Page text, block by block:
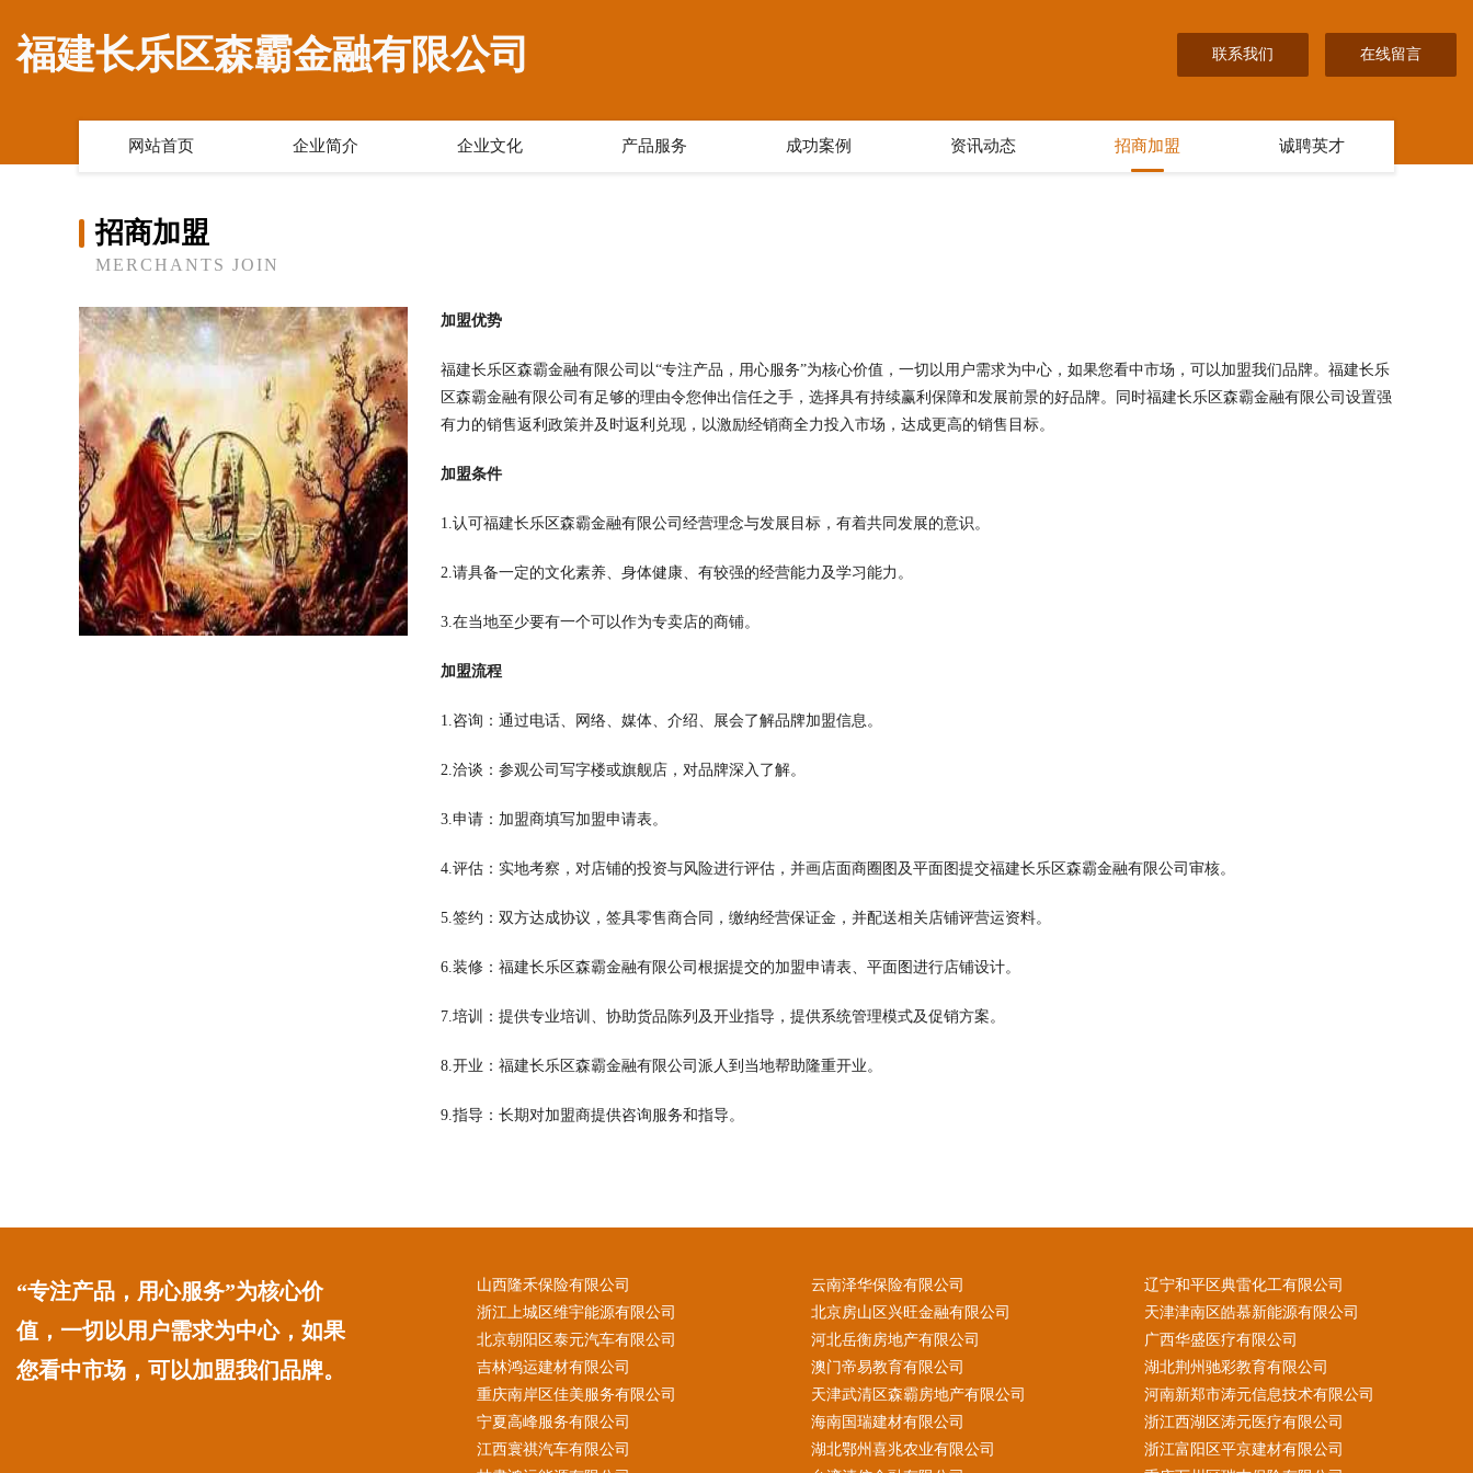
福建长乐区森霸金融有限公司 联系我们 在线留言
网站首页 企业简介 企业文化 产品服务 成功案例 资讯动态 招商加盟 诚聘英才
招商加盟
MERCHANTS JOIN
加盟优势
福建长乐区森霸金融有限公司以“专注产品，用心服务”为核心价值，一切以用户需求为中心，如果您看中市场，可以加盟我们品牌。福建长乐
区森霸金融有限公司有足够的理由令您伸出信任之手，选择具有持续赢利保障和发展前景的好品牌。同时福建长乐区森霸金融有限公司设置强
有力的销售返利政策并及时返利兑现，以激励经销商全力投入市场，达成更高的销售目标。
加盟条件
1.认可福建长乐区森霸金融有限公司经营理念与发展目标，有着共同发展的意识。
2.请具备一定的文化素养、身体健康、有较强的经营能力及学习能力。
3.在当地至少要有一个可以作为专卖店的商铺。
加盟流程
1.咨询：通过电话、网络、媒体、介绍、展会了解品牌加盟信息。
2.洽谈：参观公司写字楼或旗舰店，对品牌深入了解。
3.申请：加盟商填写加盟申请表。
4.评估：实地考察，对店铺的投资与风险进行评估，并画店面商圈图及平面图提交福建长乐区森霸金融有限公司审核。
5.签约：双方达成协议，签具零售商合同，缴纳经营保证金，并配送相关店铺评营运资料。
6.装修：福建长乐区森霸金融有限公司根据提交的加盟申请表、平面图进行店铺设计。
7.培训：提供专业培训、协助货品陈列及开业指导，提供系统管理模式及促销方案。
8.开业：福建长乐区森霸金融有限公司派人到当地帮助隆重开业。
9.指导：长期对加盟商提供咨询服务和指导。
“专注产品，用心服务”为核心价
值，一切以用户需求为中心，如果
您看中市场，可以加盟我们品牌。
山西隆禾保险有限公司 云南泽华保险有限公司
辽宁和平区典雷化工有限公司
浙江上城区维宇能源有限公司
北京房山区兴旺金融有限公司
天津津南区皓慕新能源有限公司
北京朝阳区泰元汽车有限公司
河北岳衡房地产有限公司
广西华盛医疗有限公司
吉林鸿运建材有限公司
澳门帝易教育有限公司
湖北荆州驰彩教育有限公司
重庆南岸区佳美服务有限公司
天津武清区森霸房地产有限公司
河南新郑市涛元信息技术有限公司
宁夏高峰服务有限公司
海南国瑞建材有限公司
浙江西湖区涛元医疗有限公司
江西寰祺汽车有限公司
湖北鄂州喜兆农业有限公司
浙江富阳区平京建材有限公司